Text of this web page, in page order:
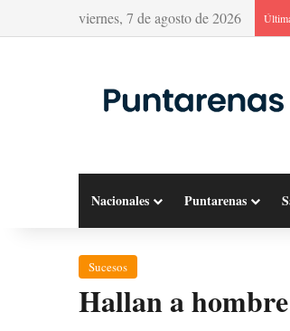
viernes, 7 de agosto de 2026
Nacionales Puntarenas
Sucesos
Hallan a